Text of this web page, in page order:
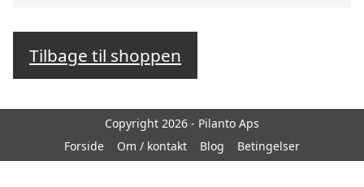
Tilbage til shoppen
Copyright 2026 - Pilanto Aps
Forside
Om / kontakt Blog Betingelser